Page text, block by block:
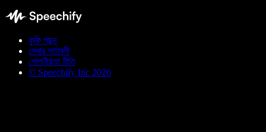
কুকি পছন্দ
সেবার শর্তাবলী
গোপনীয়তা নীতি
© Speechify Inc 2026